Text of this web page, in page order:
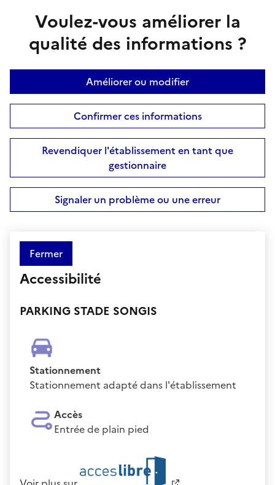
Voulez-vous améliorer la
qualité des informations ?
Améliorer ou modifier
Confirmer ces informations
Revendiquer l'établissement en tant que
gestionnaire
Signaler un problème ou une erreur
Fermer
Accessibilité
PARKING STADE SONGIS
Stationnement
Stationnement adapté dans l'établissement
Accès
Entrée de plain pied